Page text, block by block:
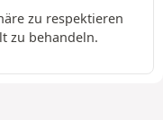
zu respektieren
zu behandeln.